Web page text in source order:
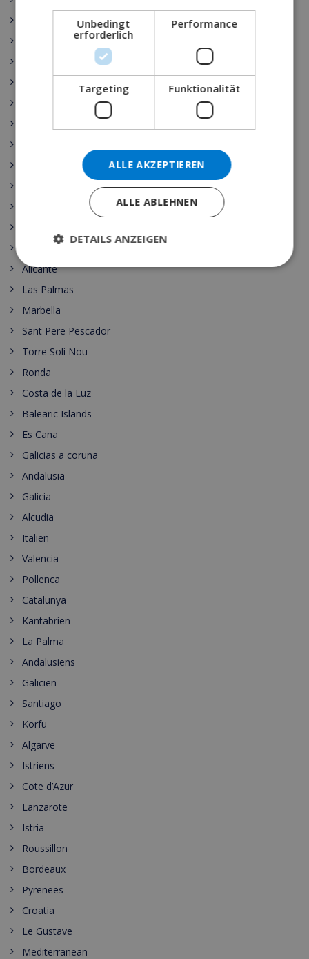
Sant Josep de Sa Talaia
Santa Cristina de Aro
Cala Vadella
Alicante
Las Palmas
Marbella
Sant Pere Pescador
Torre Soli Nou
Ronda
Costa de la Luz
Balearic Islands
Es Cana
Galicias a coruna
Andalusia
Galicia
Alcudia
Italien
Valencia
Pollenca
Catalunya
Kantabrien
La Palma
Andalusiens
Galicien
Santiago
Korfu
Algarve
Istriens
Cote d’Azur
Lanzarote
Istria
Roussillon
Bordeaux
Pyrenees
Croatia
Le Gustave
Mediterranean
NORWEGIAN
Unbedingt
erforderlich
Performance
Targeting Funktionalität
ALLE AKZEPTIEREN
ALLE ABLEHNEN
DETAILS ANZEIGEN